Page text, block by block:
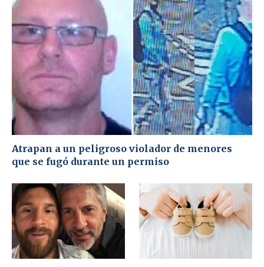
Atrapan a un peligroso violador de menores
que se fugó durante un permiso